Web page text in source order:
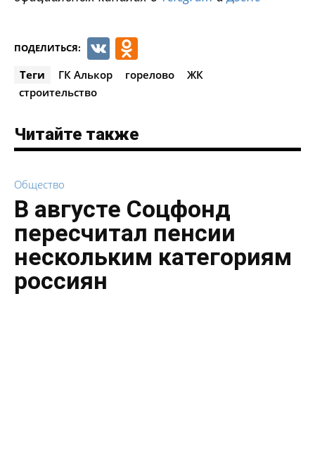
ПОДЕЛИТЬСЯ: VK
Теги ГК Алькор горелово
ЖК
строительство
Читайте также
Общество
В августе Соцфонд
пересчитал пенсии
нескольким категориям
россиян